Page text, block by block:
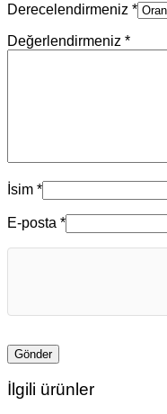
Derecelendirmeniz *
Değerlendirmeniz *
İsim *
E-posta *
İlgili ürünler